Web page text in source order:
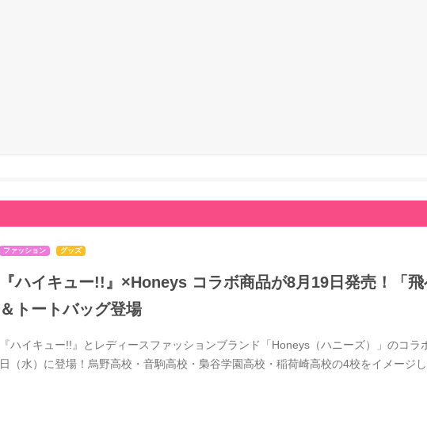
ファッション グッズ
『ハイキュー!!』×Honeys コラボ商品が8月19日発売！「
＆トートバッグ登場
『ハイキュー!!』とレディースファッションブランド「Honeys（ハニーズ）」のコ
日（水）に登場！烏野高校・音駒高校・梟谷学園高校・稲荷崎高校の4校をイメージ